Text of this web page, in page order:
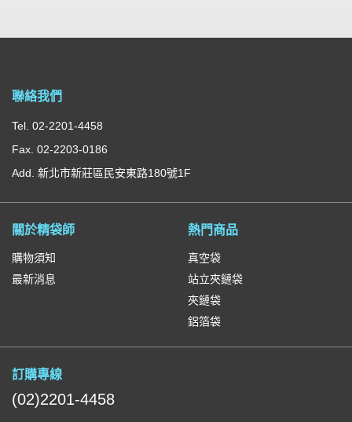
聯絡我們
Tel. 02-2201-4458
Fax. 02-2203-0186
Add. 新北市新莊區民安東路180號1F
關於精袋師
購物須知
最新消息
熱門商品
真空袋
站立夾鏈袋
夾鏈袋
鋁箔袋
訂購專線
(02)2201-4458